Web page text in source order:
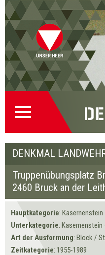
Startseite
(0)
Direkt
zur
Navigation
Direkt
zum
Inhalt
Zur
Denkmalsuche
(1)
Kontakt
(2)
DENKMAL
Truppenübungsplatz
2460 Bruck an der
Hauptkategorie: Kasernenstein
Unterkategorie: Kasernenstein
Art der Ausformung: Block /
Zeitkategorie: 1955-1989
« Zurück
Bruckneudorf Denkmal
Landwehrstammregiment
14
Bruckneudorf Denkmal
Landwehrstammregiment
14